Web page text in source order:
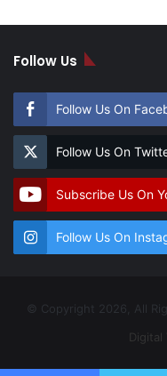
Follow Us
Follow Us On
Follow Us On
Subscribe Us On
Follow Us On
© Copyright 2026, All
Digital